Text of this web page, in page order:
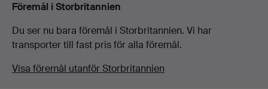
Föremål i Storbritannien
Du ser nu bara föremål i Storbritannien. Vi har
transporter till fast pris för alla föremål.
Visa föremål utanför Storbritannien